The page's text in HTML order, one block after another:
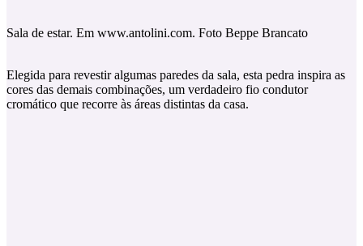
Sala de estar. Em www.antolini.com. Foto Beppe Brancato
Elegida para revestir algumas paredes da sala, esta pedra inspira as
cores das demais combinações, um verdadeiro fio condutor
cromático que recorre às áreas distintas da casa.